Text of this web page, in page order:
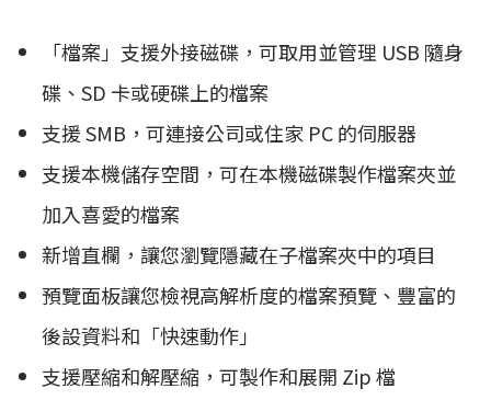
「檔案」支援外接磁碟，可取用並管理 USB 隨身
碟、SD 卡或硬碟上的檔案
支援 SMB，可連接公司或住家 PC 的伺服器
支援本機儲存空間，可在本機磁碟製作檔案夾並
加入喜愛的檔案
新增直欄，讓您瀏覽隱藏在子檔案夾中的項目
預覽面板讓您檢視高解析度的檔案預覽、豐富的
後設資料和「快速動作」
支援壓縮和解壓縮，可製作和展開 Zip 檔